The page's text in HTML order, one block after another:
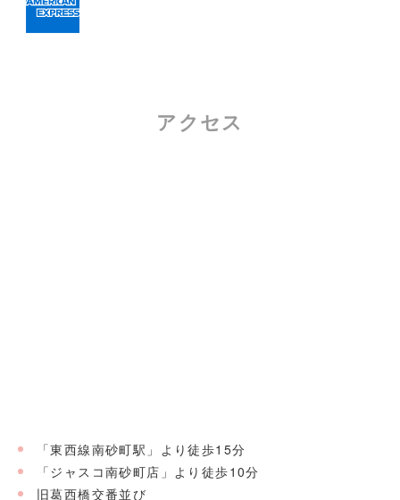
アクセス
「東西線南砂町駅」より徒歩15分
「ジャスコ南砂町店」より徒歩10分
旧葛西橋交番並び